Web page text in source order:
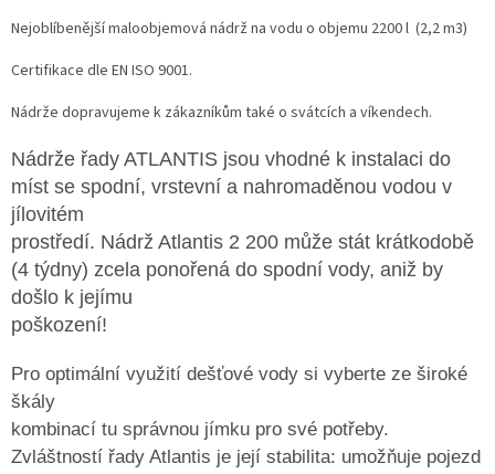
Nejoblíbenější maloobjemová nádrž na vodu o objemu 2200 l (2,2 m3)
Certifikace dle EN ISO 9001.
Nádrže dopravujeme k zákazníkům také o svátcích a víkendech.
Nádrže řady ATLANTIS jsou vhodné k instalaci do
míst se spodní, vrstevní a nahromaděnou vodou v
jílovitém
prostředí. Nádrž Atlantis 2 200 může stát krátkodobě
(4 týdny) zcela ponořená do spodní vody, aniž by
došlo k jejímu
poškození!
Pro optimální využití dešťové vody si vyberte ze široké
škály
kombinací tu správnou jímku pro své potřeby.
Zvláštností řady Atlantis je její stabilita: umožňuje pojezd